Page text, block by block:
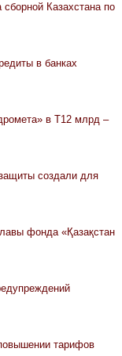
Казахстана по
в банках
в Т12 млрд –
создали для
фонда «Қазақстан
тарифов